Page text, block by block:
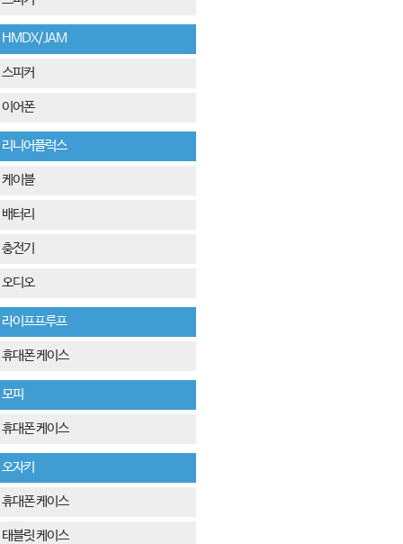
HMDX/JAM
스피커
이어폰
리니어플럭스
케이블
배터리
충전기
오디오
라이프프루프
휴대폰 케이스
모피
휴대폰 케이스
오자키
휴대폰 케이스
태블릿 케이스